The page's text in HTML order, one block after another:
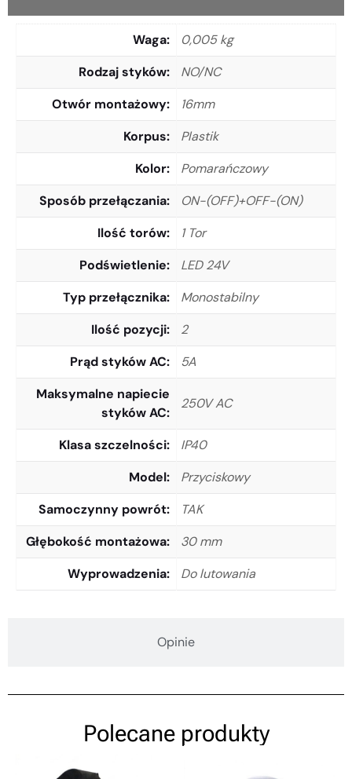
Opinie
Waga
0,005 kg
Rodzaj styków
NO/NC
Otwór montażowy
16mm
Korpus
Plastik
Kolor
Pomarańczowy
Sposób przełączania
ON-(OFF)+OFF-(ON)
Ilość torów
1 Tor
Podświetlenie
LED 24V
Typ przełącznika
Monostabilny
Ilość pozycji
2
Prąd styków AC
5A
Maksymalne napiecie
styków AC
250V AC
Klasa szczelności
IP40
Model
Przyciskowy
Samoczynny powrót
TAK
Głębokość montażowa
30 mm
Wyprowadzenia
Do lutowania
Polecane produkty